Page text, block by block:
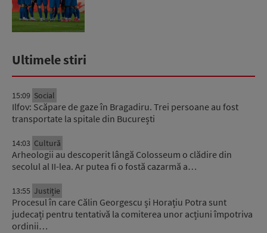
Ultimele stiri
15:09 Social
Ilfov: Scăpare de gaze în Bragadiru. Trei persoane au fost
transportate la spitale din București
14:03 Cultură
Arheologii au descoperit lângă Colosseum o clădire din
secolul al II-lea. Ar putea fi o fostă cazarmă a…
13:55 Justiție
Procesul în care Călin Georgescu și Horațiu Potra sunt
judecați pentru tentativă la comiterea unor acțiuni împotriva
ordinii…